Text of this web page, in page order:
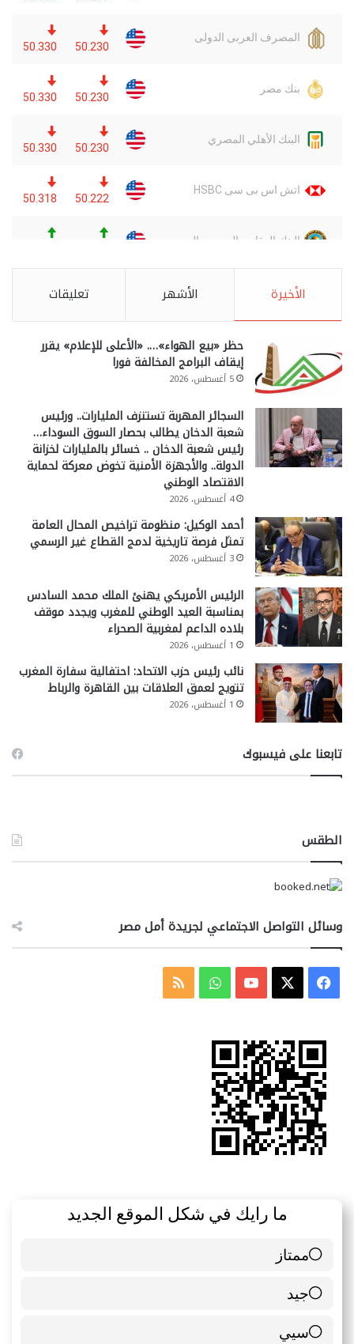
الأخيرة الأشهر تعليقات
حظر «بيع الهواء»…. «الأعلى للإعلام» يقرر
إيقاف البرامج المخالفة فورا
5 أغسطس، 2026
السجائر المهربة تستنزف المليارات.. ورئيس
شعبة الدخان يطالب بحصار السوق السوداء…
رئيس شعبة الدخان .. خسائر بالمليارات لخزانة
الدولة.. والأجهزة الأمنية تخوض معركة لحماية
الاقتصاد الوطني
4 أغسطس، 2026
أحمد الوكيل: منظومة تراخيص المحال العامة
تمثل فرصة تاريخية لدمج القطاع غير الرسمي
3 أغسطس، 2026
الرئيس الأمريكي يهنئ الملك محمد السادس
بمناسبة العيد الوطني للمغرب ويجدد موقف
بلاده الداعم لمغربية الصحراء
1 أغسطس، 2026
نائب رئيس حزب الاتحاد: احتفالية سفارة المغرب
تتويج لعمق العلاقات بين القاهرة والرباط
1 أغسطس، 2026
تابعنا على فيسبوك
الطقس
وسائل التواصل الاجتماعي لجريدة أمل مصر
فيسبوك ‫YouTubeواتسابملخص
ما رايك في شكل الموقع الجديد
ممتاز
6 ( 85.71 % )
جيد
0 ( 0 % )
سيي
1 ( 14.29 % )